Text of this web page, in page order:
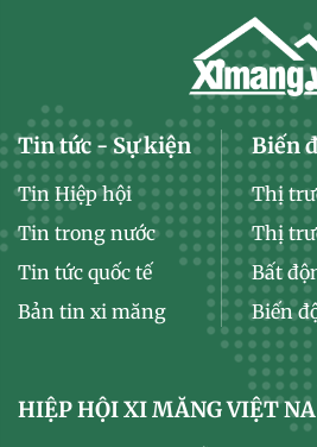
Tin tức - Sự kiện
Tin Hiệp hội
Tin trong nước
Tin tức quốc tế
Bản tin xi măng
Biến
Thị
Thị
Bất
Biến
HIỆP HỘI XI MĂNG VIỆT